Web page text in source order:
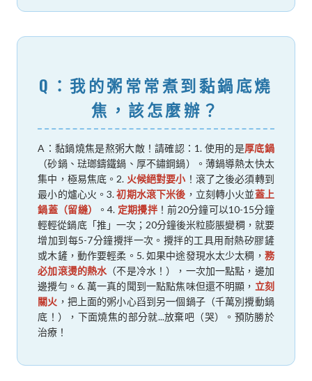
Q：我的粥常常煮到黏鍋底燒
焦，該怎麼辦？
A：黏鍋燒焦是熬粥大敵！請確認：1. 使用的是厚底鍋
（砂鍋、琺瑯鑄鐵鍋、厚不鏽鋼鍋）。薄鍋導熱太快太
集中，極易焦底。2. 火候絕對要小 ！滾了之後必須轉到
最小的爐心火。3.初期水滾下米後 ，立刻轉小火並蓋上
鍋蓋（留縫）
。4. 定期攪拌！前20分鐘可以10-15分鐘
輕輕從鍋底「推」一次；20分鐘後米粒膨脹變稠，就要
增加到每5-7分鐘攪拌一次。攪拌的工具用耐熱矽膠鏟
或木鏟，動作要輕柔。5. 如果中途發現水太少太稠， 務
必加滾燙的熱水 （不是冷水！），一次加一點點，邊加
邊攪勻。6. 萬一真的聞到一點點焦味但還不明顯， 立刻
關火 ，把上面的粥小心舀到另一個鍋子（千萬別攪動鍋
底！），下面燒焦的部分就...放棄吧（哭）。預防勝於
治療！